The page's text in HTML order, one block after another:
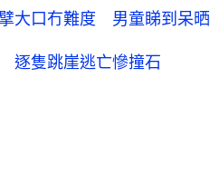
大口冇難度 男童睇到呆晒
逐隻跳崖逃亡慘撞石